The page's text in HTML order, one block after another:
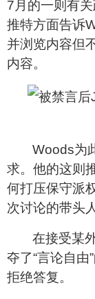
7 月的一则有
推特方面告诉
并浏览内容但
内容。
Woods为
求。他的这则
何打压保守派
次讨论的带头
在接受某
夺了“言论自由
拒绝答复。